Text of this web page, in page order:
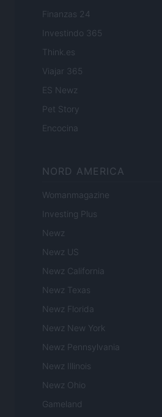
Finanzas 24
Investindo 365
Think.es
Viajar 365
ES Newz
Pet Story
Encocina
NORD AMERICA
Womanmagazine
Investing Plus
Newz
Newz US
Newz California
Newz Texas
Newz Florida
Newz New York
Newz Pennsylvania
Newz Illinois
Newz Ohio
Gameland